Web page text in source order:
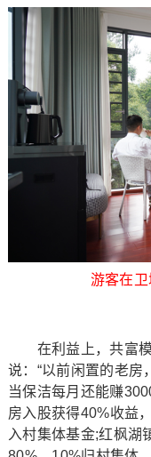
游客在
在利益上，共富模
说：“以前闲置的老房
当保洁每月还能赚
房入股获得40%收益
入村集体基金;红枫湖